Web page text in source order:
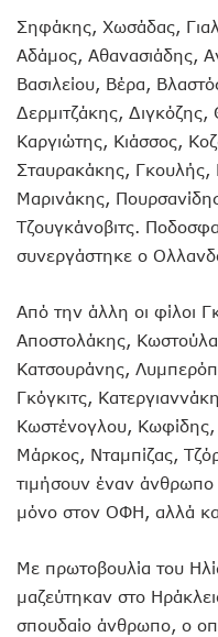
Σηφάκης, Χωσάδας,
Αδάμος, Αθανασιάδης,
Βασιλείου, Βέρα,
Δερμιτζάκης,
Καργιώτης, Κιάσσος,
Σταυρακάκης, Γκουλής,
Μαρινάκης,
Τζουγκάνοβιτς.
συνεργάστηκε ο
Από την άλλη οι φίλοι
Αποστολάκης,
Κατσουράνης,
Γκόγκιτς,
Κωστένογλου,
Μάρκος, Νταμπίζας,
τιμήσουν έναν άνθρωπο
μόνο στον ΟΦΗ, αλλά
Με πρωτοβουλία του
μαζεύτηκαν στο
σπουδαίο άνθρωπο, ο